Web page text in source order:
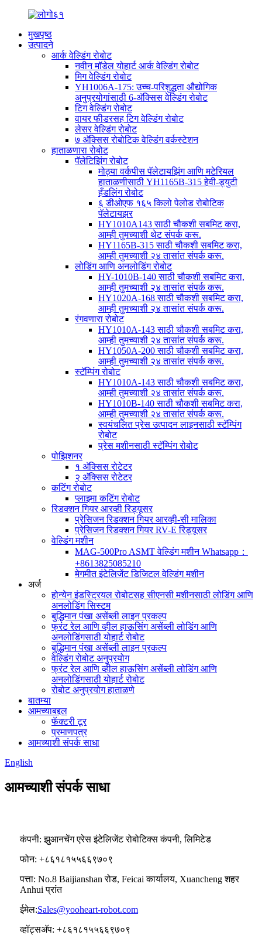
मुखपृष्ठ
उत्पादने
आर्क वेल्डिंग रोबोट
नवीन मॉडेल योहार्ट आर्क वेल्डिंग रोबोट
मिग वेल्डिंग रोबोट
YH1006A-175: उच्च-परिशुद्धता औद्योगिक
अनुप्रयोगांसाठी 6-अ‍ॅक्सिस वेल्डिंग रोबोट
टिग वेल्डिंग रोबोट
वायर फीडरसह टिग वेल्डिंग रोबोट
लेसर वेल्डिंग रोबोट
७ अ‍ॅक्सिस रोबोटिक वेल्डिंग वर्कस्टेशन
हाताळणारा रोबोट
पॅलेटिझिंग रोबोट
मोठ्या वर्कपीस पॅलेटायझिंग आणि मटेरियल
हाताळणीसाठी YH1165B-315 हेवी-ड्युटी
हँडलिंग रोबोट
६ डीओएफ १६५ किलो पेलोड रोबोटिक
पॅलेटायझर
HY1010A143 साठी चौकशी सबमिट करा,
आम्ही तुमच्याशी थेट संपर्क करू.
HY1165B-315 साठी चौकशी सबमिट करा,
आम्ही तुमच्याशी २४ तासांत संपर्क करू.
लोडिंग आणि अनलोडिंग रोबोट
HY-1010B-140 साठी चौकशी सबमिट करा,
आम्ही तुमच्याशी २४ तासांत संपर्क करू.
HY1020A-168 साठी चौकशी सबमिट करा,
आम्ही तुमच्याशी २४ तासांत संपर्क करू.
रंगवणारा रोबोट
HY1010A-143 साठी चौकशी सबमिट करा,
आम्ही तुमच्याशी २४ तासांत संपर्क करू.
HY1050A-200 साठी चौकशी सबमिट करा,
आम्ही तुमच्याशी २४ तासांत संपर्क करू.
स्टॅम्पिंग रोबोट
HY1010A-143 साठी चौकशी सबमिट करा,
आम्ही तुमच्याशी २४ तासांत संपर्क करू.
HY1010B-140 साठी चौकशी सबमिट करा,
आम्ही तुमच्याशी २४ तासांत संपर्क करू.
स्वयंचलित प्रेस उत्पादन लाइनसाठी स्टॅम्पिंग
रोबोट
प्रेस मशीनसाठी स्टॅम्पिंग रोबोट
पोझिशनर
१ अ‍ॅक्सिस रोटेटर
२ अ‍ॅक्सिस रोटेटर
कटिंग रोबोट
प्लाझ्मा कटिंग रोबोट
रिडक्शन गियर आरव्ही रिड्यूसर
प्रेसिजन रिडक्शन गियर आरव्ही-सी मालिका
प्रेसिजन रिडक्शन गियर RV-E रिड्यूसर
वेल्डिंग मशीन
MAG-500Pro ASMT वेल्डिंग मशीन Whatsapp：
+8613825085210
मेगमीत इंटेलिजेंट डिजिटल वेल्डिंग मशीन
अर्ज
होन्येन इंडस्ट्रियल रोबोटसह सीएनसी मशीनसाठी लोडिंग आणि
अनलोडिंग सिस्टम
बुद्धिमान पंखा असेंब्ली लाइन प्रकल्प
फ्रंट रेल आणि व्हील हाऊसिंग असेंब्ली लोडिंग आणि
अनलोडिंगसाठी योहार्ट रोबोट
बुद्धिमान पंखा असेंब्ली लाइन प्रकल्प
वेल्डिंग रोबोट अनुप्रयोग
फ्रंट रेल आणि व्हील हाऊसिंग असेंब्ली लोडिंग आणि
अनलोडिंगसाठी योहार्ट रोबोट
रोबोट अनुप्रयोग हाताळणे
बातम्या
आमच्याबद्दल
फॅक्टरी टूर
प्रमाणपत्र
आमच्याशी संपर्क साधा
English
आमच्याशी संपर्क साधा
कंपनी: झुआनचेंग एरेस इंटेलिजेंट रोबोटिक्स कंपनी, लिमिटेड
फोन: +८६१८१५५६६९७०९
पत्ता: No.8 Baijianshan रोड, Feicai कार्यालय, Xuancheng शहर
Anhui प्रांत
ईमेल:Sales@yooheart-robot.com
व्हॉट्सअ‍ॅप: +८६१८१५५६६९७०९